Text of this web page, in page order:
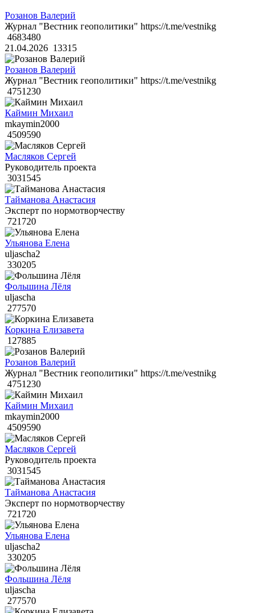
Розанов Валерий
Журнал "Вестник геополитики" https://t.me/vestnikg
4683480
21.04.2026 13315
Розанов Валерий
Журнал "Вестник геополитики" https://t.me/vestnikg
4751230
Каймин Михаил
mkaymin2000
4509590
Масляков Сергей
Руководитель проекта
3031545
Тайманова Анастасия
Эксперт по нормотворчеству
721720
Ульянова Елена
uljascha2
330205
Фольшина Лёля
uljascha
277570
Коркина Елизавета
127885
Розанов Валерий
Журнал "Вестник геополитики" https://t.me/vestnikg
4751230
Каймин Михаил
mkaymin2000
4509590
Масляков Сергей
Руководитель проекта
3031545
Тайманова Анастасия
Эксперт по нормотворчеству
721720
Ульянова Елена
uljascha2
330205
Фольшина Лёля
uljascha
277570